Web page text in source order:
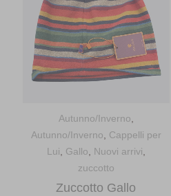
Autunno/Inverno,
Autunno/Inverno, Cappelli per
Lui, Gallo, Nuovi arrivi,
zuccotto
Zuccotto Gallo